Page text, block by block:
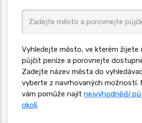
Vyhledejte město, ve kterém žijete
půjčit peníze a porovnejte
Zadejte název města do
vyberte z navrhovaných možností.
vám pomůže najít nejvýhodnější
okolí.